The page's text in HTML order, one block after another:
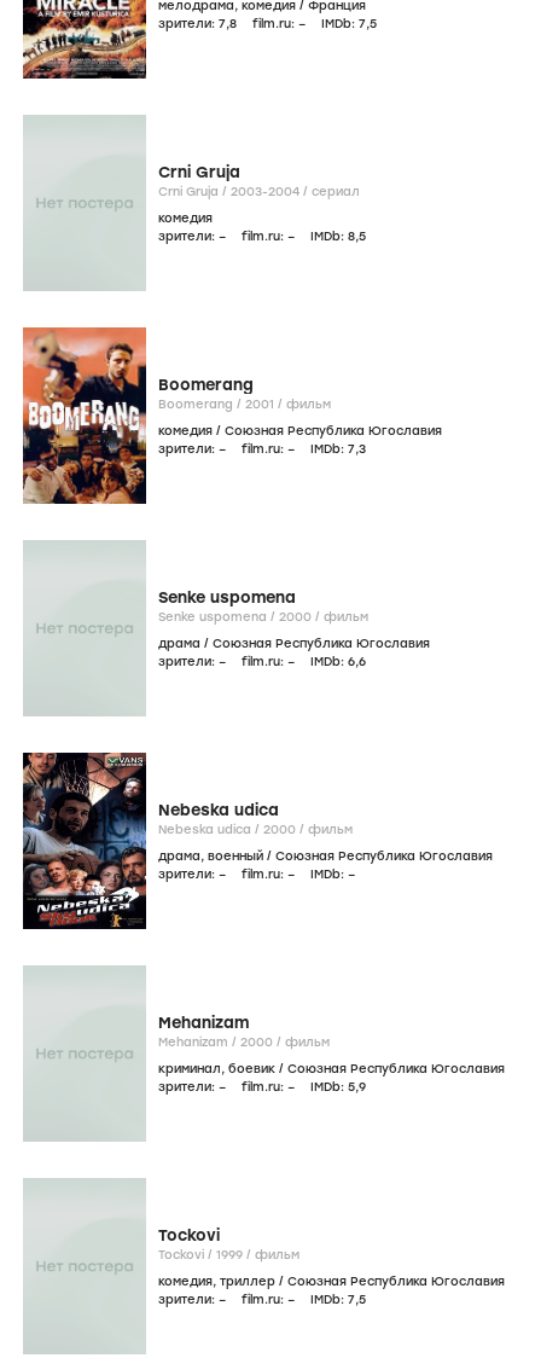
мелодрама, комедия / Франция
зрители: 7,8 film.ru: – IMDb: 7,5
Crni Gruja
Crni Gruja / 2003-2004 / сериал
комедия
зрители: – film.ru: – IMDb: 8,5
Boomerang
Boomerang / 2001 / фильм
комедия / Союзная Республика Югославия
зрители: – film.ru: – IMDb: 7,3
Senke uspomena
Senke uspomena / 2000 / фильм
драма / Союзная Республика Югославия
зрители: – film.ru: – IMDb: 6,6
Nebeska udica
Nebeska udica / 2000 / фильм
драма, военный / Союзная Республика Югославия
зрители: – film.ru: – IMDb: –
Mehanizam
Mehanizam / 2000 / фильм
криминал, боевик / Союзная Республика Югославия
зрители: – film.ru: – IMDb: 5,9
Tockovi
Tockovi / 1999 / фильм
комедия, триллер / Союзная Республика Югославия
зрители: – film.ru: – IMDb: 7,5